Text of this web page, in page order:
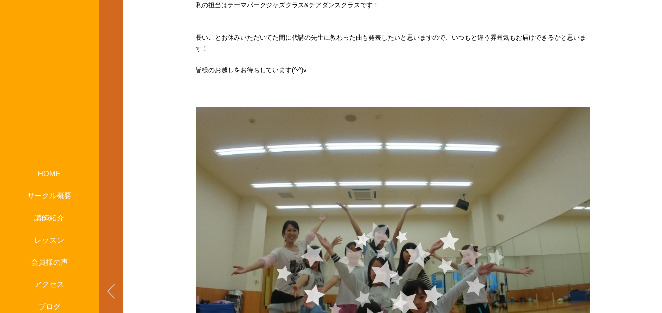
HOME
サークル概要
講師紹介
レッスン
会員様の声
アクセス
ブログ
私の担当はテーマパークジャズクラス&チアダンスクラスです！
長いことお休みいただいてた間に代講の先生に教わった曲も発表したいと思いますので、いつもと違う雰囲気もお届けできるかと思いま
す！
皆様のお越しをお待ちしています(^-^)v